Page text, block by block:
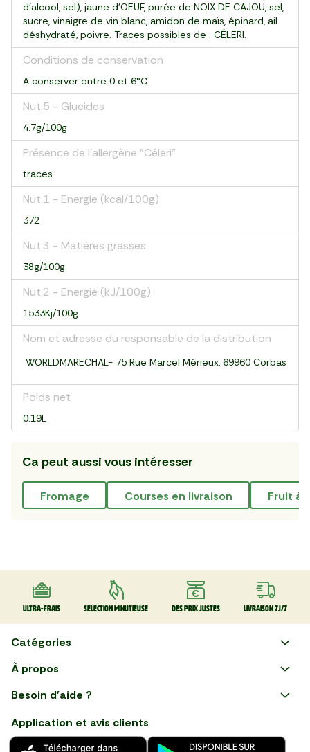
d'alcool, sel), jaune d'OEUF, purée de NOIX DE CAJOU, sel,
sucre, vinaigre de vin blanc, amidon de maïs, épinard, ail
déshydraté, poivre. Traces possibles de : CÉLERI.
Conditions de conservation
A conserver entre 0 et 6°C
Nut.5 - Glucides
4.7g/100g
Présence de l'allergène "Céleri"
traces
Nut.1 - Energie (kcal/100g)
372
Nut.3 - Matières grasses
38g/100g
Nut.2 - Energie (kJ/100g)
1533Kj/100g
Nom et adresse du responsable de la distribution
WORLDMARECHAL- 75 Rue Marcel Mérieux, 69960 Corbas
Poids net
0.19L
Ca peut aussi vous intéresser
fromage courses en livraison fruit à
Ultra-frais Sélection minutieuse Des prix justes Livraison 7J/7
Catégories
Faire ses courses en ligne
Nouveautés
À propos
et savoir-faire français en
choisissant notre service de
livraison de produits frais et
Besoin d'aide ?
Application et avis clients